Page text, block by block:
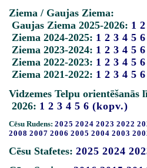
Ziema / Gaujas Ziema:
Gaujas Ziema 2025-2026: 1 2
Ziema 2024-2025: 1 2 3 4 5 6
Ziema 2023-2024: 1 2 3 4 5 6
Ziema 2022-2023: 1 2 3 4 5 6
Ziema 2021-2022: 1 2 3 4 5 6
Vidzemes Telpu orientēšanās
2026: 1 2 3 4 5 6 (kopv.)
Cēsu Rudens: 2025 2024 2023 2022
2008 2007 2006 2005 2004 2003
Cēsu Stafetes: 2025 2024